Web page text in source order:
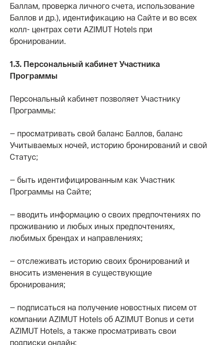
Баллам, проверка личного счета, использование
Баллов и др.), идентификацию на Сайте и во всех
колл- центрах сети AZIMUT Hotels при
бронировании.
1.3. Персональный кабинет Участника
Программы
Персональный кабинет позволяет Участнику
Программы:
— просматривать свой баланс Баллов, баланс
Учитываемых ночей, историю бронирований и свой
Статус;
— быть идентифицированным как Участник
Программы на Сайте;
— вводить информацию о своих предпочтениях по
проживанию и любых иных предпочтениях,
любимых брендах и направлениях;
— отслеживать историю своих бронирований и
вносить изменения в существующие
бронирования;
— подписаться на получение новостных писем от
компании AZIMUT Hotels об AZIMUT Bonus и сети
AZIMUT Hotels, а также просматривать свои
подписки онлайн;